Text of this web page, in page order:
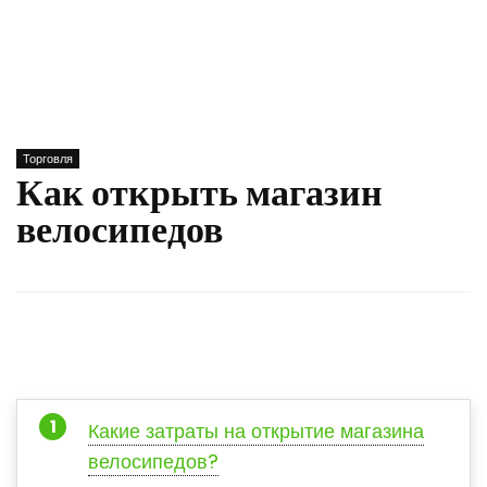
Торговля
Как открыть магазин
велосипедов
Какие затраты на открытие магазина
велосипедов?